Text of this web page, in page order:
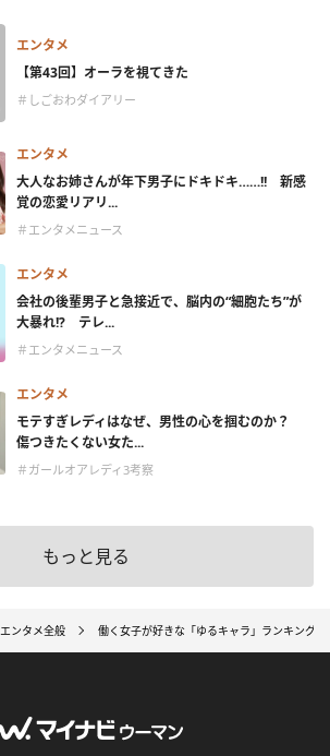
エンタメ
【第43回】オーラを視てきた
＃しごおわダイアリー
エンタメ
大人なお姉さんが年下男子にドキドキ……!! 新感
覚の恋愛リアリ...
＃エンタメニュース
エンタメ
会社の後輩男子と急接近で、脳内の“細胞たち”が
大暴れ!? テレ...
＃エンタメニュース
エンタメ
モテすぎレディはなぜ、男性の心を掴むのか？
傷つきたくない女た...
＃ガールオアレディ3考察
もっと見る
エンタメ全般 働く女子が好きな「ゆるキャラ」ランキング